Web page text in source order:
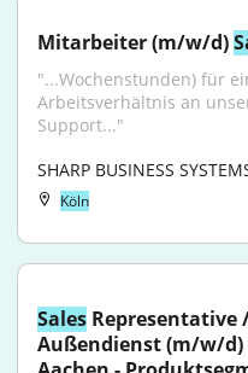
Mitarbeiter (m/w/d)
"...Wochenstunden) für
Arbeitsverhältnis an
Support..."
SHARP BUSINESS
Köln
Sales Representative
Außendienst (m/w/d)